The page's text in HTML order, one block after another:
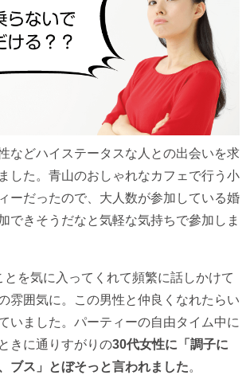
などハイステータスな人との出会いを求
した。青山のおしゃれなカフェで行う小
ーだったので、大人数が参加している婚
できそうだなと気軽な気持ちで參加しま
とを気に入ってくれて頻繁に話しかけて
雰囲気に。この男性と仲良くなれたらい
いました。パーティーの自由タイム中に
きに通りすがりの30代女性に「調子に
ブス」とぼそっと言われました。